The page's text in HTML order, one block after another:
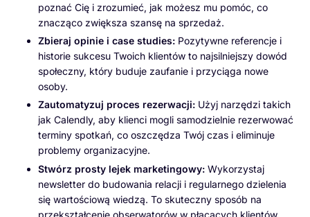
poznać Cię i zrozumieć, jak możesz mu pomóc, co
znacząco zwiększa szansę na sprzedaż.
Zbieraj opinie i case studies: Pozytywne referencje i
historie sukcesu Twoich klientów to najsilniejszy dowód
społeczny, który buduje zaufanie i przyciąga nowe
osoby.
Zautomatyzuj proces rezerwacji: Użyj narzędzi takich
jak Calendly, aby klienci mogli samodzielnie rezerwować
terminy spotkań, co oszczędza Twój czas i eliminuje
problemy organizacyjne.
Stwórz prosty lejek marketingowy: Wykorzystaj
newsletter do budowania relacji i regularnego dzielenia
się wartościową wiedzą. To skuteczny sposób na
przekształcenie obserwatorów w płacących klientów.